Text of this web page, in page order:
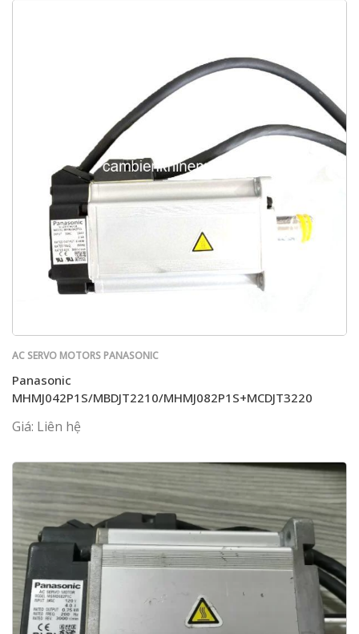
AC SERVO MOTORS PANASONIC
Panasonic
MHMJ042P1S/MBDJT2210/MHMJ082P1S+MCDJT3220
Giá: Liên hệ